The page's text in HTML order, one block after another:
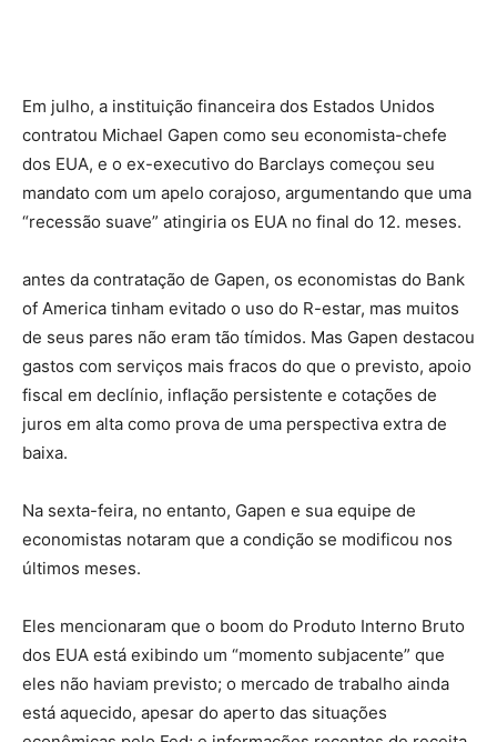
Em julho, a instituição financeira dos Estados Unidos
contratou Michael Gapen como seu economista-chefe
dos EUA, e o ex-executivo do Barclays começou seu
mandato com um apelo corajoso, argumentando que uma
“recessão suave” atingiria os EUA no final do 12. meses.
antes da contratação de Gapen, os economistas do Bank
of America tinham evitado o uso do R-estar, mas muitos
de seus pares não eram tão tímidos. Mas Gapen destacou
gastos com serviços mais fracos do que o previsto, apoio
fiscal em declínio, inflação persistente e cotações de
juros em alta como prova de uma perspectiva extra de
baixa.
Na sexta-feira, no entanto, Gapen e sua equipe de
economistas notaram que a condição se modificou nos
últimos meses.
Eles mencionaram que o boom do Produto Interno Bruto
dos EUA está exibindo um “momento subjacente” que
eles não haviam previsto; o mercado de trabalho ainda
está aquecido, apesar do aperto das situações